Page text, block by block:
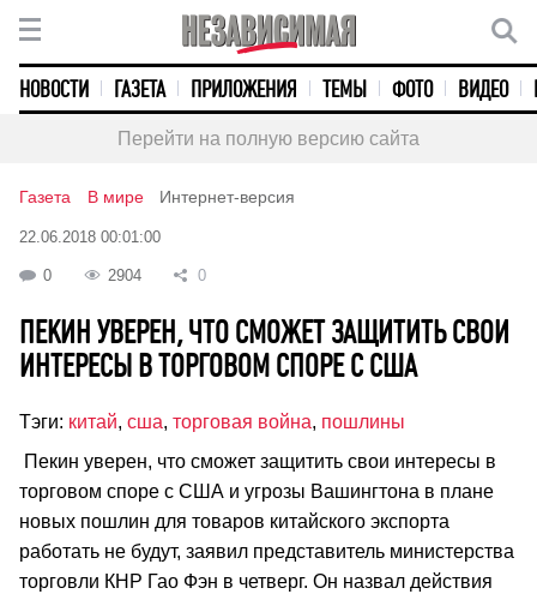
НОВОСТИ ГАЗЕТА ПРИЛОЖЕНИЯ ТЕМЫ ФОТО ВИДЕО
Перейти на полную версию сайта
Газета В мире Интернет-версия
22.06.2018 00:01:00
0 2904 0
ПЕКИН УВЕРЕН, ЧТО СМОЖЕТ ЗАЩИТИТЬ СВОИ
ИНТЕРЕСЫ В ТОРГОВОМ СПОРЕ С США
Тэги: китай, сша, торговая война, пошлины
Пекин уверен, что сможет защитить свои интересы в
торговом споре с США и угрозы Вашингтона в плане
новых пошлин для товаров китайского экспорта
работать не будут, заявил представитель министерства
торговли КНР Гао Фэн в четверг. Он назвал действия